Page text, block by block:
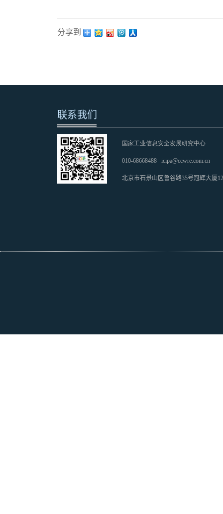
分享到：
联系我们
国家工业信息安全发展研究中心
010-68668488 icipa@ccwre.com.cn
北京市石景山区鲁谷路35号冠辉大厦